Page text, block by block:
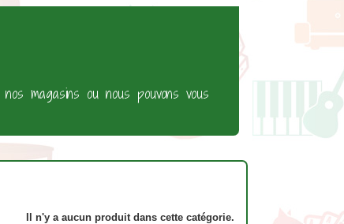
magasins ou nous pouvons vous
Il n'y a aucun produit dans cette catégorie.